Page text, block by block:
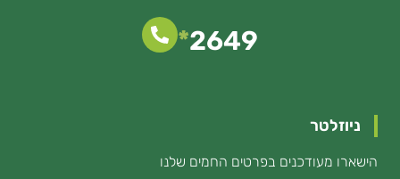
2649
*
ניוזלטר
הישארו מעודכנים בפרטים החמים שלנו